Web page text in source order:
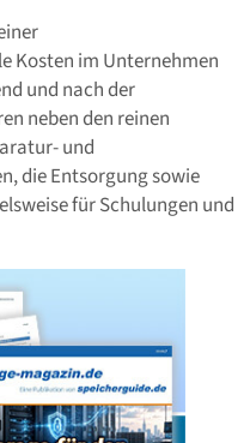
Kosten im Unternehmen
und nach der
neben den reinen
und
die Entsorgung sowie
für Schulungen und